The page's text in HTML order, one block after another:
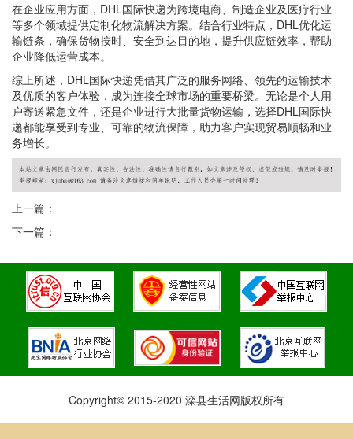
在企业应用方面，DHL国际快递为跨境电商、制造企业及医疗行业
等多个领域提供定制化物流解决方案。结合行业特点，DHL优化运
输链条，确保货物按时、安全到达目的地，提升供应链效率，帮助
企业降低运营成本。
综上所述，DHL国际快递凭借其广泛的服务网络、领先的运输技术
及优质的客户体验，成为连接全球市场的重要桥梁。无论是个人用
户寄送紧急文件，还是企业进行大批量货物运输，选择DHL国际快
递都能享受到专业、可靠的物流保障，助力客户实现贸易顺畅和业
务增长。
上一篇：
下一篇：
Copyright© 2015-2020 滦县生活网版权所有